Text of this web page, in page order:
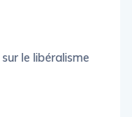
le libéralisme